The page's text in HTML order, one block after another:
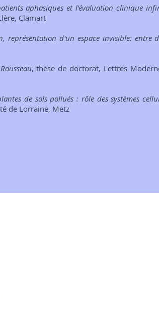
aphasiques et l'évaluation clinique
Clamart
représentation d'un espace invisible: entre
, thèse de doctorat, Lettres
de sols pollués : rôle des systèmes
de Lorraine, Metz